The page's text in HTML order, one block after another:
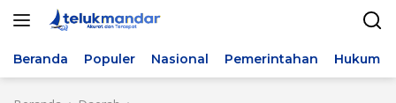
Beranda Populer Nasional Pemerintahan Hukum